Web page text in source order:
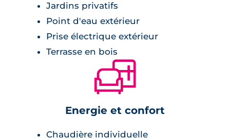
Jardins privatifs
Point d'eau extérieur
Prise électrique extérieur
Terrasse en bois
🛋
Energie et confort
Chaudière individuelle